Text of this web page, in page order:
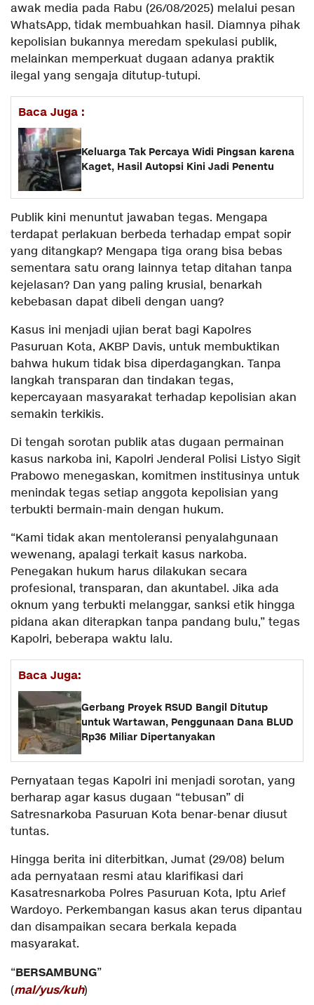
awak media pada Rabu (26/08/2025) melalui pesan
WhatsApp, tidak membuahkan hasil. Diamnya pihak
kepolisian bukannya meredam spekulasi publik,
melainkan memperkuat dugaan adanya praktik
ilegal yang sengaja ditutup-tutupi.
Baca Juga :
Keluarga Tak Percaya Widi Pingsan karena
Kaget, Hasil Autopsi Kini Jadi Penentu
Publik kini menuntut jawaban tegas. Mengapa
terdapat perlakuan berbeda terhadap empat sopir
yang ditangkap? Mengapa tiga orang bisa bebas
sementara satu orang lainnya tetap ditahan tanpa
kejelasan? Dan yang paling krusial, benarkah
kebebasan dapat dibeli dengan uang?
Kasus ini menjadi ujian berat bagi Kapolres
Pasuruan Kota, AKBP Davis, untuk membuktikan
bahwa hukum tidak bisa diperdagangkan. Tanpa
langkah transparan dan tindakan tegas,
kepercayaan masyarakat terhadap kepolisian akan
semakin terkikis.
Di tengah sorotan publik atas dugaan permainan
kasus narkoba ini, Kapolri Jenderal Polisi Listyo Sigit
Prabowo menegaskan, komitmen institusinya untuk
menindak tegas setiap anggota kepolisian yang
terbukti bermain-main dengan hukum.
“Kami tidak akan mentoleransi penyalahgunaan
wewenang, apalagi terkait kasus narkoba.
Penegakan hukum harus dilakukan secara
profesional, transparan, dan akuntabel. Jika ada
oknum yang terbukti melanggar, sanksi etik hingga
pidana akan diterapkan tanpa pandang bulu,” tegas
Kapolri, beberapa waktu lalu.
Baca Juga:
Gerbang Proyek RSUD Bangil Ditutup
untuk Wartawan, Penggunaan Dana BLUD
Rp36 Miliar Dipertanyakan
Pernyataan tegas Kapolri ini menjadi sorotan, yang
berharap agar kasus dugaan “tebusan” di
Satresnarkoba Pasuruan Kota benar-benar diusut
tuntas.
Hingga berita ini diterbitkan, Jumat (29/08) belum
ada pernyataan resmi atau klarifikasi dari
Kasatresnarkoba Polres Pasuruan Kota, Iptu Arief
Wardoyo. Perkembangan kasus akan terus dipantau
dan disampaikan secara berkala kepada
masyarakat.
“BERSAMBUNG”
(mal/yus/kuh)